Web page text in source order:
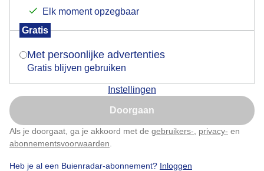
Elk moment opzegbaar
Gratis
Met persoonlijke advertenties
Gratis blijven gebruiken
Instellingen
Doorgaan
Als je doorgaat, ga je akkoord met de gebruikers- privacy- en
abonnementsvoorwaarden
Heb je al een Buienradar-abonnement? Inloggen
Door: Jolanda Bakker Gemaakt: 13-06-2026, 50x bekeken
Is goed, toon de popup
Nu niet, misschien later
Klik hierom dit aan te passen